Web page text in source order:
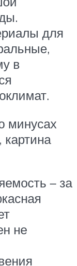
для
в
минусах
картина
– за
не